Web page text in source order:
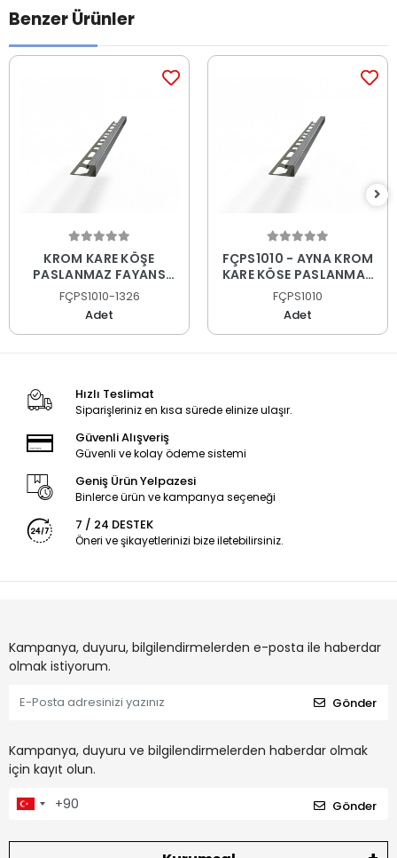
Benzer Ürünler
KROM KARE KÖŞE
PASLANMAZ FAYANS
PROFİLİ
FÇPS1010-1326
Adet
FÇPS1010 - AYNA KROM
KARE KÖŞE PASLANMAZ
FAYANS PROFİLİ
FÇPS1010
Adet
Hızlı Teslimat
Siparişleriniz en kısa sürede elinize ulaşır.
Güvenli Alışveriş
Güvenli ve kolay ödeme sistemi
Geniş Ürün Yelpazesi
Binlerce ürün ve kampanya seçeneği
7 / 24 DESTEK
Öneri ve şikayetlerinizi bize iletebilirsiniz.
Kampanya, duyuru, bilgilendirmelerden e-posta ile haberdar
olmak istiyorum.
Gönder
Kampanya, duyuru ve bilgilendirmelerden haberdar olmak
için kayıt olun.
Gönder